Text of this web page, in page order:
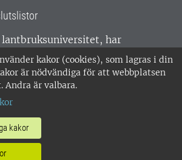
kakor (cookies), som lagras i din
är nödvändiga för att webbplatsen
Andra är valbara.
kakor
lantbruksuniversitet, har
hela Sverige. Huvudorter är
och Umeå.SLU är
enligt ISO 14001. •
Org nr: 202100-2817 •
•Behandling av